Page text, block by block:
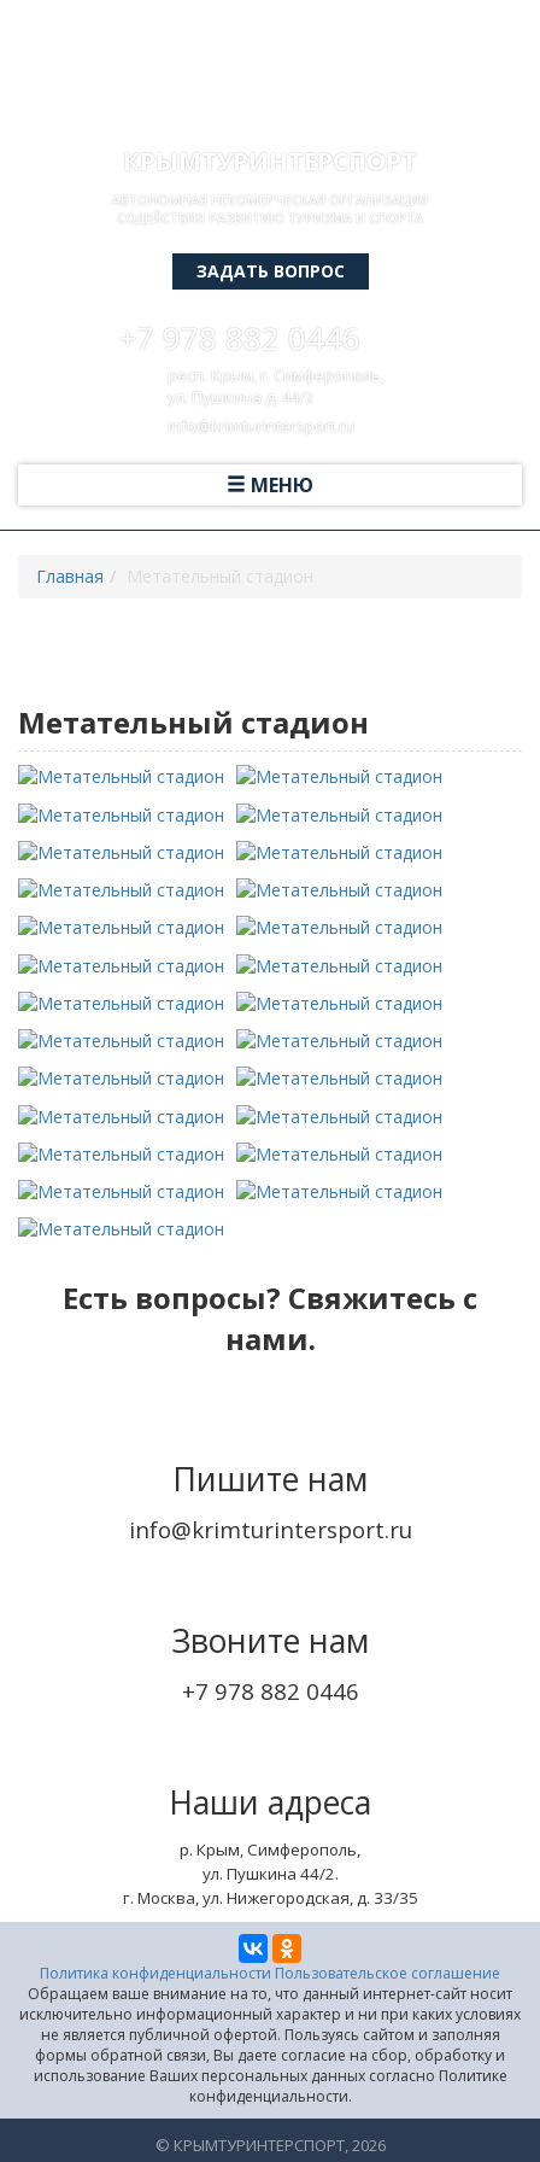
КРЫМТУРИНТЕРСПОРТ
АВТОНОМНАЯ НЕКОМЕРЧЕСКАЯ ОРГАНИЗАЦИЯ
СОДЕЙСТВИЯ РАЗВИТИЮ ТУРИЗМА И СПОРТА
ЗАДАТЬ ВОПРОС
+7 978 882 0446
респ. Крым, г. Симферополь,
ул. Пушкина д. 44/2
info@krimturintersport.ru
МЕНЮ
Главная Метательный стадион
Метательный стадион
Есть вопросы? Свяжитесь с
нами.
Пишите нам
info@krimturintersport.ru
Звоните нам
+7 978 882 0446
Наши адреса
р. Крым, Симферополь,
ул. Пушкина 44/2.
г. Москва, ул. Нижегородская, д. 33/35
Политика конфиденциальности Пользовательское соглашение
Обращаем ваше внимание на то, что данный интернет-сайт носит
исключительно информационный характер и ни при каких условиях
не является публичной офертой. Пользуясь сайтом и заполняя
формы обратной связи, Вы даете согласие на сбор, обработку и
использование Ваших персональных данных согласно Политике
конфиденциальности.
© КРЫМТУРИНТЕРСПОРТ, 2026